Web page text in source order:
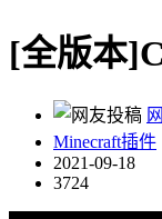
[全版本
Minecraft插件
2021-09-18
3724